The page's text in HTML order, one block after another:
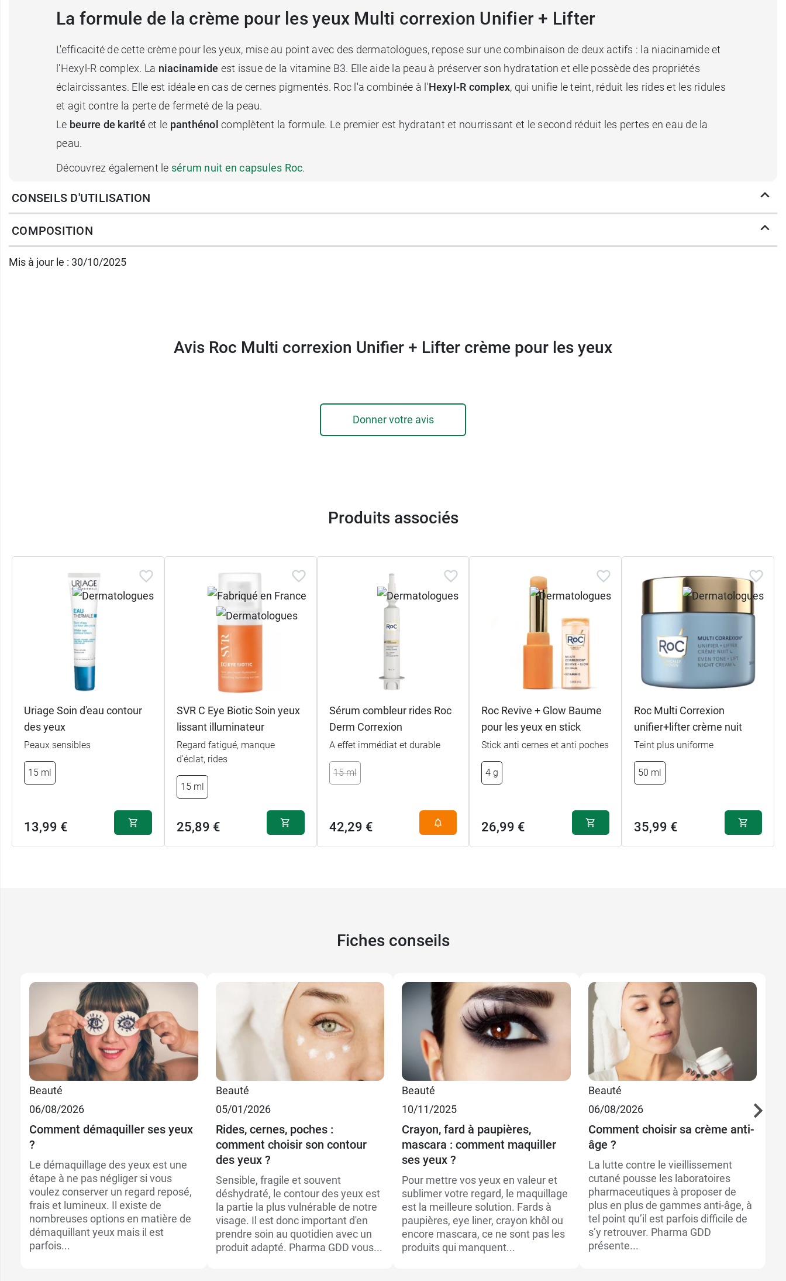
La formule de la crème pour les yeux Multi correxion Unifier + Lifter
L'efficacité de cette crème pour les yeux, mise au point avec des dermatologues, repose sur une combinaison de deux actifs : la niacinamide et
l'Hexyl-R complex. La niacinamide est issue de la vitamine B3. Elle aide la peau à préserver son hydratation et elle possède des propriétés
éclaircissantes. Elle est idéale en cas de cernes pigmentés. Roc l'a combinée à l'Hexyl-R complex, qui unifie le teint, réduit les rides et les ridules
et agit contre la perte de fermeté de la peau.
Le beurre de karité et le panthénol complètent la formule. Le premier est hydratant et nourrissant et le second réduit les pertes en eau de la
peau.
Découvrez également le sérum nuit en capsules Roc.
Conditionnement :tube de 15 ml.
CONSEILS D'UTILISATION
COMPOSITION
Mis à jour le : 30/10/2025
Avis Roc Multi correxion Unifier + Lifter crème pour les yeux
Donner votre avis
Produits associés
Uriage Soin d'eau contour
des yeux
Peaux sensibles
15 ml
13,99 €
SVR C Eye Biotic Soin yeux
lissant illuminateur
Regard fatigué, manque
d'éclat, rides
15 ml
25,89 €
Sérum combleur rides Roc
Derm Correxion
A effet immédiat et durable
15 ml
42,29 €
Roc Revive + Glow Baume
pour les yeux en stick
Stick anti cernes et anti poches
4 g
26,99 €
Roc Multi Correxion
unifier+lifter crème nuit
Teint plus uniforme
50 ml
35,99 €
Fiches conseils
Beauté
06/08/2026
Comment démaquiller ses yeux
?
Le démaquillage des yeux est une
étape à ne pas négliger si vous
voulez conserver un regard reposé,
frais et lumineux. Il existe de
nombreuses options en matière de
démaquillant yeux mais il est
parfois...
Beauté
05/01/2026
Rides, cernes, poches :
comment choisir son contour
des yeux ?
Sensible, fragile et souvent
déshydraté, le contour des yeux est
la partie la plus vulnérable de notre
visage. Il est donc important d'en
prendre soin au quotidien avec un
produit adapté. Pharma GDD vous...
Beauté
10/11/2025
Crayon, fard à paupières,
mascara : comment maquiller
ses yeux ?
Pour mettre vos yeux en valeur et
sublimer votre regard, le maquillage
est la meilleure solution. Fards à
paupières, eye liner, crayon khôl ou
encore mascara, ce ne sont pas les
produits qui manquent...
Beauté
06/08/2026
Comment choisir sa crème anti-
âge ?
La lutte contre le vieillissement
cutané pousse les laboratoires
pharmaceutiques à proposer de
plus en plus de gammes anti-âge, à
tel point qu’il est parfois difficile de
s’y retrouver. Pharma GDD
présente...